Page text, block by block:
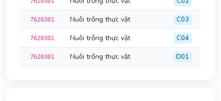
7620301 Nuôi trồng thực vật C03
7620301 Nuôi trồng thực vật C04
7620301 Nuôi trồng thực vật D01